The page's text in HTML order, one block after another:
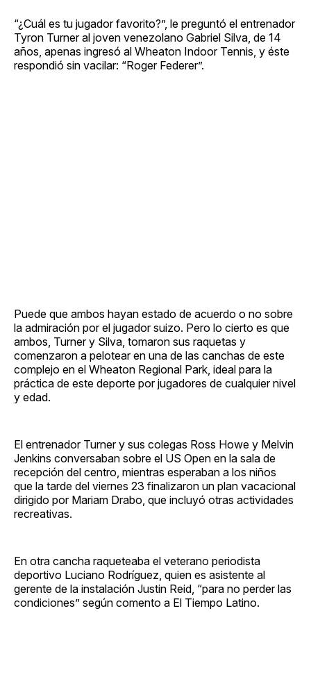
“¿Cuál es tu jugador favorito?”, le preguntó el entrenador
Tyron Turner al joven venezolano Gabriel Silva, de 14
años, apenas ingresó al Wheaton Indoor Tennis, y éste
respondió sin vacilar: “Roger Federer”.
Puede que ambos hayan estado de acuerdo o no sobre
la admiración por el jugador suizo. Pero lo cierto es que
ambos, Turner y Silva, tomaron sus raquetas y
comenzaron a pelotear en una de las canchas de este
complejo en el Wheaton Regional Park, ideal para la
práctica de este deporte por jugadores de cualquier nivel
y edad.
El entrenador Turner y sus colegas Ross Howe y Melvin
Jenkins conversaban sobre el US Open en la sala de
recepción del centro, mientras esperaban a los niños
que la tarde del viernes 23 finalizaron un plan vacacional
dirigido por Mariam Drabo, que incluyó otras actividades
recreativas.
En otra cancha raqueteaba el veterano periodista
deportivo Luciano Rodríguez, quien es asistente al
gerente de la instalación Justin Reid, “para no perder las
condiciones” según comento a El Tiempo Latino.